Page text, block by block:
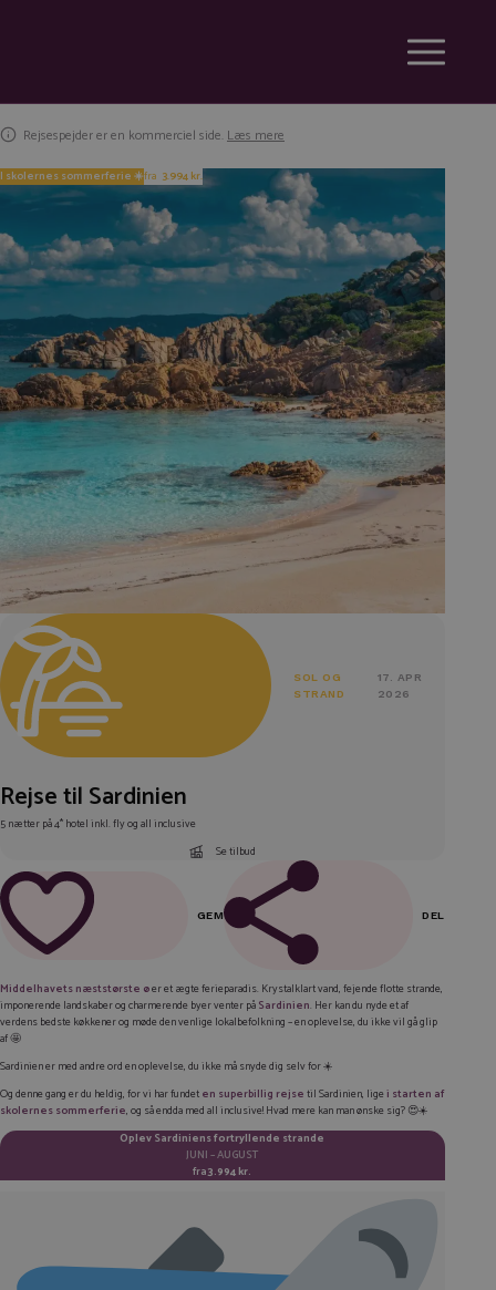
Rejsespejder er en kommerciel side. Læs mere
I skolernes sommerferie ☀️fra 3.994 kr.
SOL OG
STRAND
17. APR
2026
Rejse til Sardinien
5 nætter på 4* hotel inkl. fly og all inclusive
Se tilbud
GEM DEL
LINKEDIN
E-MAIL
KOPIER LINK
Middelhavets næststørste øer et ægte ferieparadis. Krystalklart vand, fejende flotte strande,
imponerende landskaber og charmerende byer venter påSardinien. Her kan du nyde et af
verdens bedste køkkener og møde den venlige lokalbefolkning – en oplevelse, du ikke vil gå glip
af 🤩
Sardinien er med andre ord en oplevelse, du ikke må snyde dig selv for ☀️
Og denne gang er du heldig, for vi har fundeten superbillig rejsetil Sardinien, ligei starten af
skolernes sommerferie, og så endda med all inclusive! Hvad mere kan man ønske sig? 😍☀️
Oplev Sardiniens fortryllende strande
JUNI – AUGUST
fra3.994 kr.